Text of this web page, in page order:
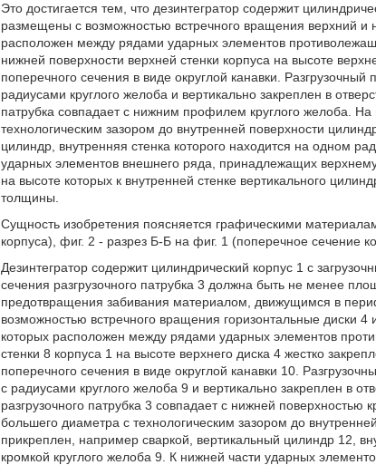
Это достигается тем, что дезинтегратор содержит
размещены с возможностью встречного вращения верхний
расположен между рядами ударных элементов
нижней поверхности верхней стенки корпуса на высоте
поперечного сечения в виде округлой канавки.
радиусами круглого желоба и вертикально закреплен в
патрубка совпадает с нижним профилем круглого желоба.
технологическим зазором до внутренней поверхности
цилиндр, внутренняя стенка которого находится на одном
ударных элементов внешнего ряда, принадлежащих
на высоте которых к внутренней стенке вертикального
толщины.
Сущность изобретения поясняется графическими
корпуса), фиг. 2 - разрез Б-Б на фиг. 1 (поперечное сечение
Дезинтегратор содержит цилиндрический корпус 1 с
сечения разгрузочного патрубка 3 должна быть не менее
предотвращения забивания материалом, движущимся в
возможностью встречного вращения горизонтальные диски
которых расположен между рядами ударных элементов
стенки 8 корпуса 1 на высоте верхнего диска 4 жестко
поперечного сечения в виде округлой канавки 10.
с радиусами круглого желоба 9 и вертикально закреплен в
разгрузочного патрубка 3 совпадает с нижней
большего диаметра с технологическим зазором до
прикреплен, например сваркой, вертикальный цилиндр 12,
кромкой круглого желоба 9. К нижней части ударных